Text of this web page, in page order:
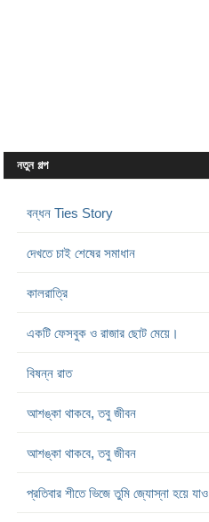
নতুন গল্প
বন্ধন Ties Story
দেখতে চাই শেষের সমাধান
কালরাত্রি
একটি ফেসবুক ও রাজার ছোট মেয়ে।
বিষন্ন রাত
আশঙ্কা থাকবে, তবু জীবন
আশঙ্কা থাকবে, তবু জীবন
প্রতিবার শীতে ভিজে তুমি জ্যোস্না হয়ে যাও